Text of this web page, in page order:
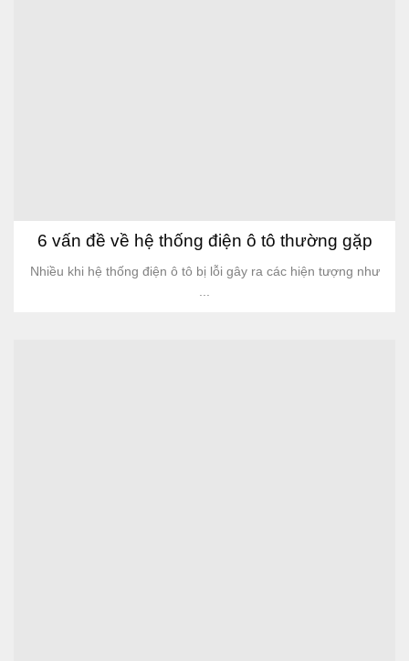
6 vấn đề về hệ thống điện ô tô thường gặp
Nhiều khi hệ thống điện ô tô bị lỗi gây ra các hiện tượng như
...